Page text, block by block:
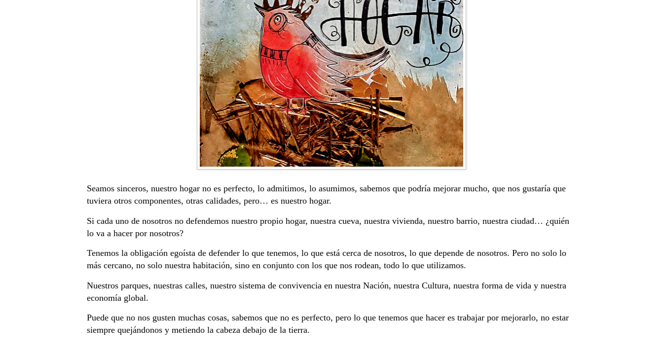
Seamos sinceros, nuestro hogar no es perfecto, lo admitimos, lo asumimos, sabemos que podría mejorar mucho, que nos gustaría que
tuviera otros componentes, otras calidades, pero… es nuestro hogar.
Si cada uno de nosotros no defendemos nuestro propio hogar, nuestra cueva, nuestra vivienda, nuestro barrio, nuestra ciudad… ¿quién
lo va a hacer por nosotros?
Tenemos la obligación egoísta de defender lo que tenemos, lo que está cerca de nosotros, lo que depende de nosotros. Pero no solo lo
más cercano, no solo nuestra habitación, sino en conjunto con los que nos rodean, todo lo que utilizamos.
Nuestros parques, nuestras calles, nuestro sistema de convivencia en nuestra Nación, nuestra Cultura, nuestra forma de vida y nuestra
economía global.
Puede que no nos gusten muchas cosas, sabemos que no es perfecto, pero lo que tenemos que hacer es trabajar por mejorarlo, no estar
siempre quejándonos y metiendo la cabeza debajo de la tierra.